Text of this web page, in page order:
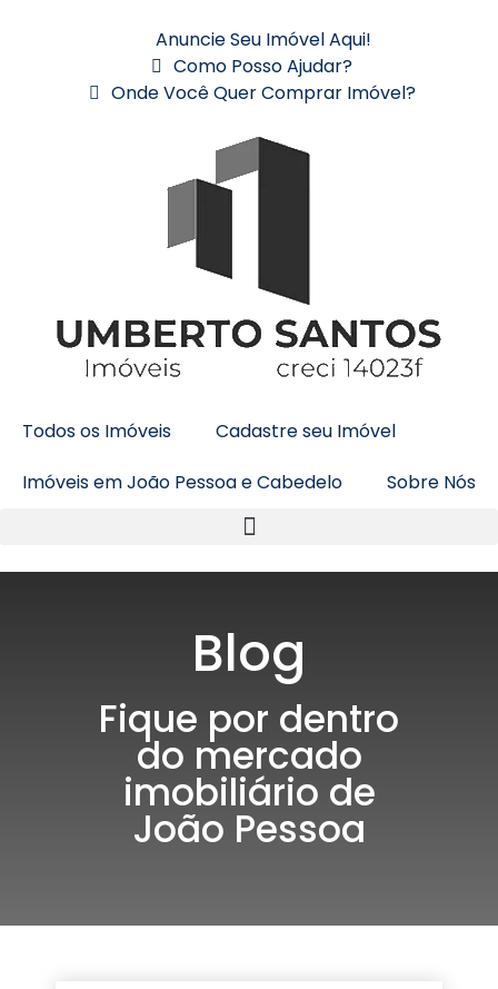
Anuncie Seu Imóvel Aqui!
Como Posso Ajudar?
Onde Você Quer Comprar Imóvel?
Todos os Imóveis
Cadastre seu Imóvel
Imóveis em João Pessoa e Cabedelo
Sobre Nós
Blog
Fique por dentro
do mercado
imobiliário de
João Pessoa